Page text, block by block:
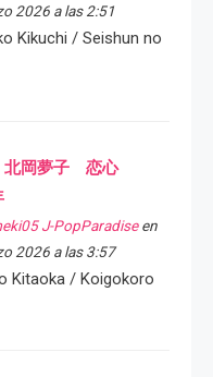
2026 a las 2:51
Kikuchi / Seishun no
北岡夢子 恋心
J-PopParadiseen
2026 a las 3:57
Kitaoka / Koigokoro